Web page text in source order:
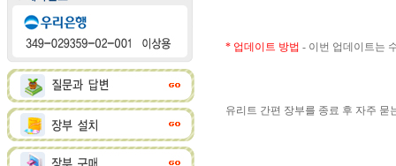
* 업데이트 방법 - 이번 업데이트는
유리트 간편 장부를 종료 후 자주